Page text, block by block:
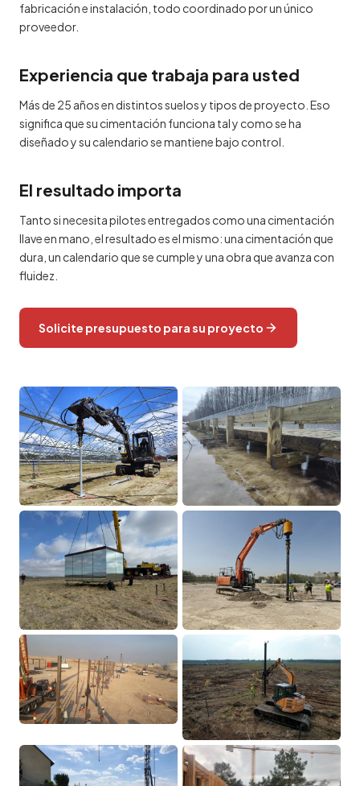
fabricación e instalación, todo coordinado por un único
proveedor.
Experiencia que trabaja para usted
Más de 25 años en distintos suelos y tipos de proyecto. Eso
significa que su cimentación funciona tal y como se ha
diseñado y su calendario se mantiene bajo control.
El resultado importa
Tanto si necesita pilotes entregados como una cimentación
llave en mano, el resultado es el mismo: una cimentación que
dura, un calendario que se cumple y una obra que avanza con
fluidez.
Solicite presupuesto para su proyecto